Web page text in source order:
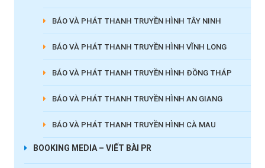
BÁO VÀ PHÁT THANH TRUYỀN HÌNH TÂY NINH
BÁO VÀ PHÁT THANH TRUYỀN HÌNH VĨNH LONG
BÁO VÀ PHÁT THANH TRUYỀN HÌNH ĐỒNG THÁP
BÁO VÀ PHÁT THANH TRUYỀN HÌNH AN GIANG
BÁO VÀ PHÁT THANH TRUYỀN HÌNH CÀ MAU
BOOKING MEDIA – VIẾT BÀI PR